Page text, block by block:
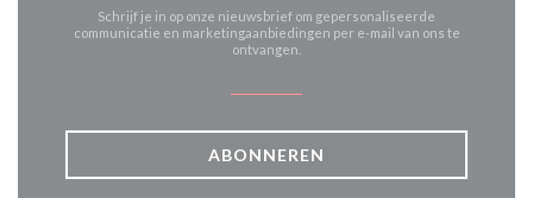
Schrijf je in op onze nieuwsbrief om gepersonaliseerde
communicatie en marketingaanbiedingen per e-mail van ons te
ontvangen.
ABONNEREN